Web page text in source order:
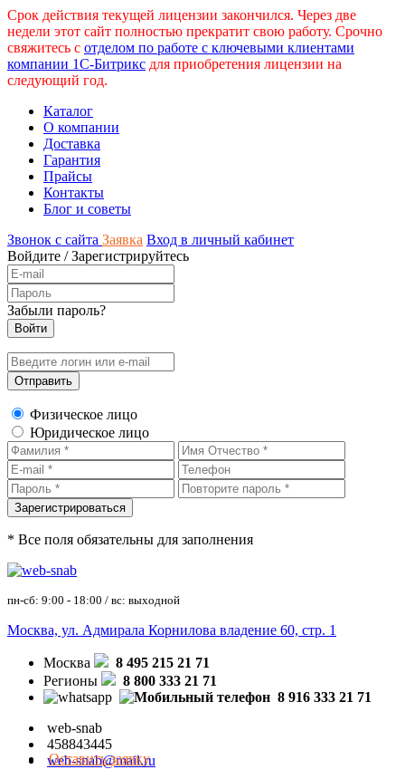
Срок действия текущей лицензии закончился. Через две
недели этот сайт полностью прекратит свою работу. Срочно
свяжитесь с отделом по работе с ключевыми клиентами
компании 1С-Битрикс для приобретения лицензии на
следующий год.
Каталог
О компании
Доставка
Гарантия
Прайсы
Контакты
Блог и советы
Звонок с сайта Заявка Вход в личный кабинет
Войдите /Зарегистрируйтесь
Забыли пароль?
Физическое лицо
Юридическое лицо
* Все поля обязательны для заполнения
пн-сб: 9:00 - 18:00 / вс: выходной
Москва, ул. Адмирала Корнилова владение 60, стр. 1
Москва
8 495 215 21 71
Регионы
8 800 333 21 71
8 916 333 21 71
web-snab
458843445
web-snab@mail.ru
Оставить заявку